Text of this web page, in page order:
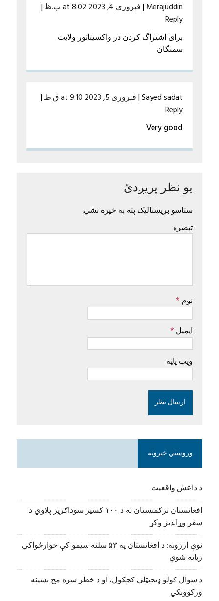
Merajuddin
|فبروری 4, 2023 at 8:02 ب.ظ
|
Reply
برای اشتراگ کردن در واکسیناتور ولایت
سمنگان
Sayed sadat
|فبروری 5, 2023 at 9:10 ق.ظ
|
Reply
Very good
یو نظر پریږدئ
ستاسو بریښنالیک پته به خپره نشي.
تبصره
نوم *
ایمیل *
ویب پاڼه
وروستي خبرونه
د داعش واقعیت
افغانستان ترکمنستان ته د ۱۰۰ کسیز سوداګریز پلاوي د
سفر وړاندیز وکړ
نوې ارزونه: د افغانستان په ۵۳ سلنه سیمو کې خوارځواکي
زیاته شوې
د سوال کولو ډیجیټلي کجکول، او د خطر سره مخ بسپنه
ورکوونکي